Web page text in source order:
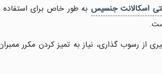
اسکالانت جنسیس به طور خاص برای
از رسوب گذاری، نیاز به تمیز کردن مکرر